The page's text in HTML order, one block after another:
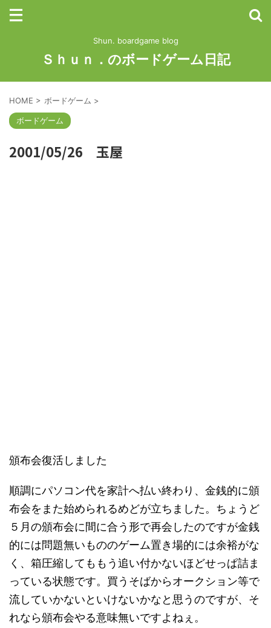
Shun. boardgame blog
Ｓｈｕｎ．のボードゲーム日記
HOME > ボードゲーム >
ボードゲーム
2001/05/26 玉屋
頒布会復活しました
順調にパソコン代を家計へ払い終わり、金銭的に頒
布会をまた始められるめどが立ちました。ちょうど
５月の頒布会に間に合う形で再会したのですが金銭
的には問題無いもののゲーム置き場的には余裕がな
く、箱圧縮してももう追い付かないほどせっぱ詰ま
っている状態です。買うそばからオークション等で
流していかないといけないかなと思うのですが、そ
れなら頒布会やる意味無いですよねぇ。